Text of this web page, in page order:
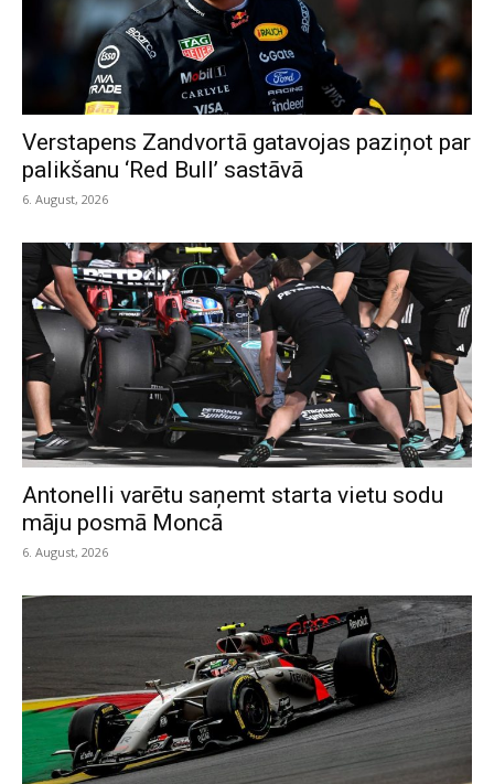
Verstapens Zandvortā gatavojas paziņot par
palikšanu ‘Red Bull’ sastāvā
6. August, 2026
Antonelli varētu saņemt starta vietu sodu
māju posmā Moncā
6. August, 2026